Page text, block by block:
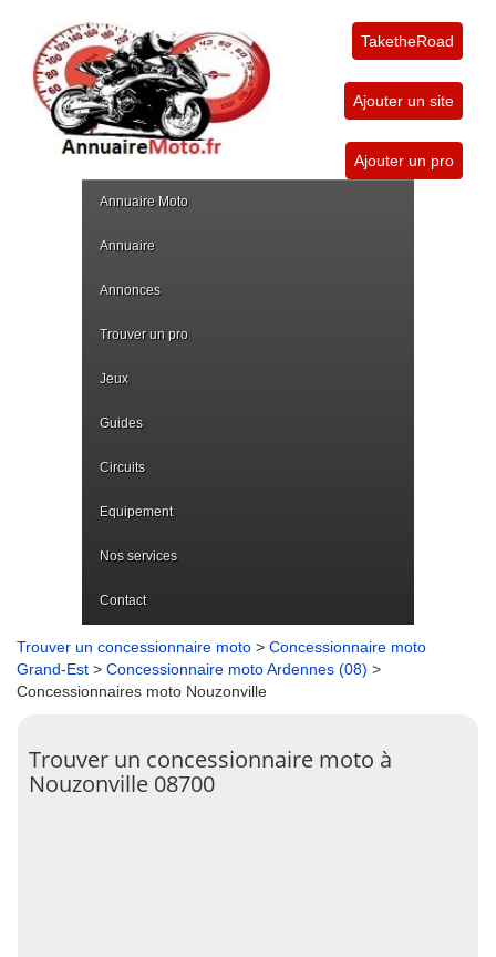
TaketheRoad
Ajouter un site
Ajouter un pro
Annuaire Moto
Annuaire
Annonces
Trouver un pro
Jeux
Guides
Circuits
Equipement
Nos services
Contact
Trouver un concessionnaire moto > Concessionnaire moto
Grand-Est > Concessionnaire moto Ardennes (08) >
Concessionnaires moto Nouzonville
Trouver un concessionnaire moto à
Nouzonville 08700